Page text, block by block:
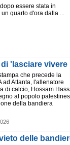
essere stata in
quarto d'ora dalla ...
'lasciare
che precede la
ad Atlanta, l'allenatore
di calcio, Hossam
al popolo
della bandiera
delle